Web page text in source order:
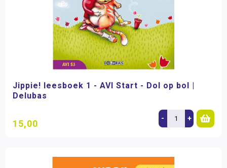
Jippie! leesboek 1 - AVI Start - Dol op bol |
Delubas
15,00 - +